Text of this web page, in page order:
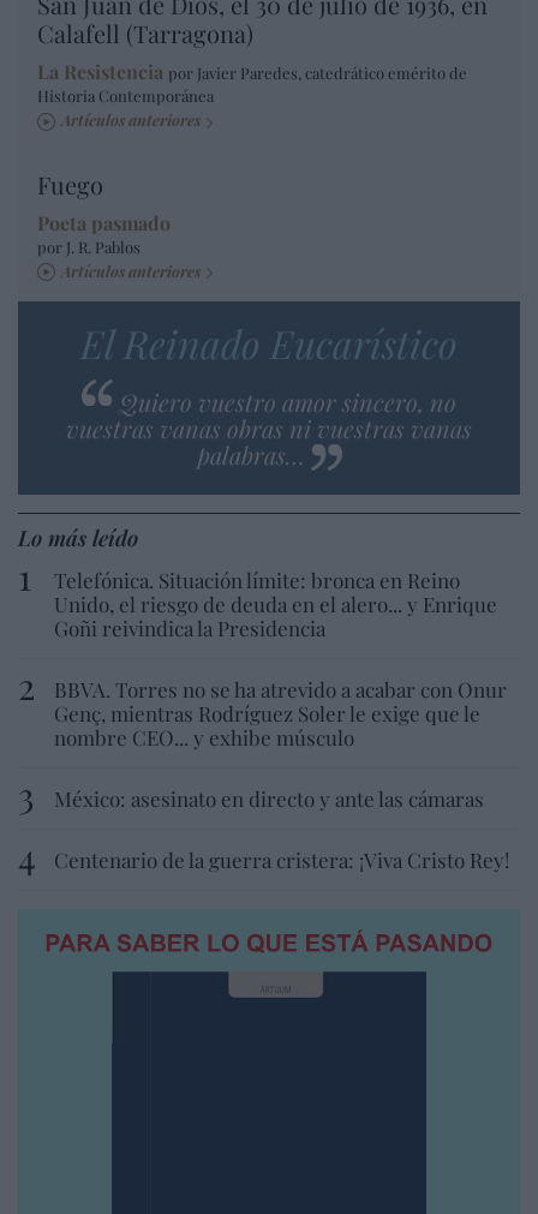
Calafell (Tarragona)
La Resistencia por Javier Paredes, catedrático emérito de
Historia Contemporánea
Artículos anteriores
Fuego
Poeta pasmado
por J. R. Pablos
Artículos anteriores
El Reinado Eucarístico
Quiero vuestro amor sincero, no
vuestras vanas obras ni vuestras vanas
palabras…
Lo más leído
Telefónica. Situación límite: bronca en Reino
Unido, el riesgo de deuda en el alero... y Enrique
Goñi reivindica la Presidencia
BBVA. Torres no se ha atrevido a acabar con Onur
Genç, mientras Rodríguez Soler le exige que le
nombre CEO... y exhibe músculo
México: asesinato en directo y ante las cámaras
Centenario de la guerra cristera: ¡Viva Cristo Rey!